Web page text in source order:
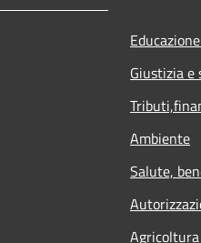
Giustizia e
Ambiente
Salute,
Agricoltura